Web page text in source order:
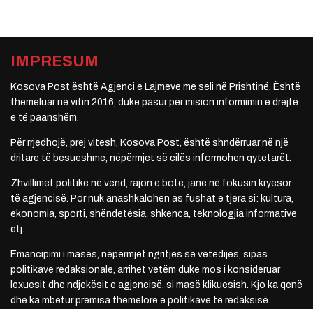
IMPRESUM
Kosova Post është Agjenci e Lajmeve me seli në Prishtinë. Është
themeluar në vitin 2016, duke pasur për mision informimin e drejtë
e të paanshëm.
Për rrjedhojë, prej vitesh, Kosova Post, është shndërruar në një
dritare të besueshme, nëpërmjet së cilës informohen qytetarët.
Zhvillimet politike në vend, rajon e botë, janë në fokusin kryesor
të agjencisë. Por nuk anashkalohen as fushat e tjera si: kultura,
ekonomia, sporti, shëndetësia, shkenca, teknologjia informative
etj.
Emancipimi i masës, nëpërmjet ngritjes së vetëdijes, sipas
politikave redaksionale, arrihet vetëm duke mos i konsideruar
lexuesit dhe ndjekësit e agjencisë, si masë klikuesish. Kjo ka qenë
dhe ka mbetur premisa themelore e politikave të redaksisë.